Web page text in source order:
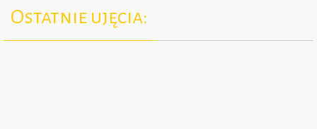
Ostatnie ujęcia: